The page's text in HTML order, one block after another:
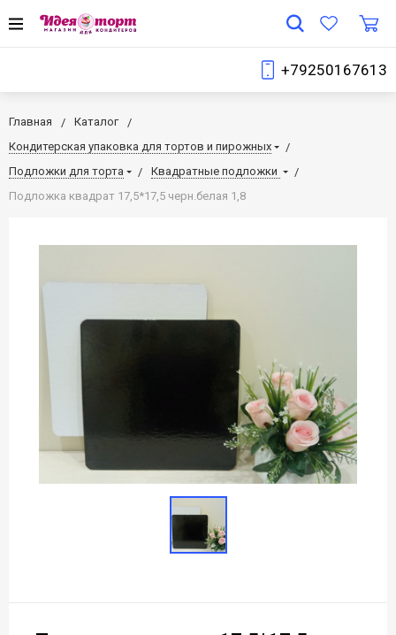
+79250167613
Главная
Каталог
Кондитерская упаковка для тортов и пирожных
Подложки для торта
Квадратные подложки
Подложка квадрат 17,5*17,5 черн.белая 1,8